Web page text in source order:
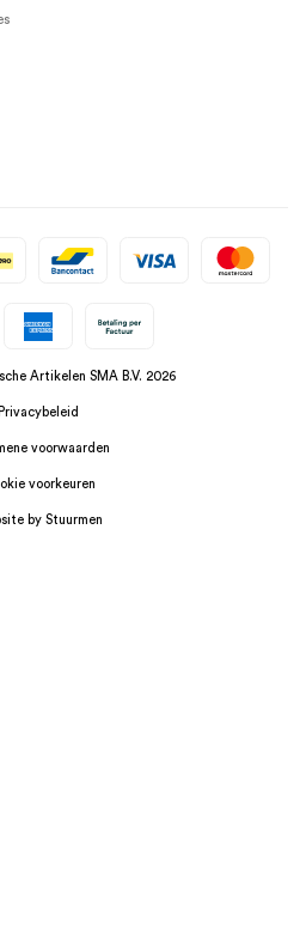
Artikelen SMA B.V. 2026
Privacybeleid
voorwaarden
voorkeuren
by Stuurmen